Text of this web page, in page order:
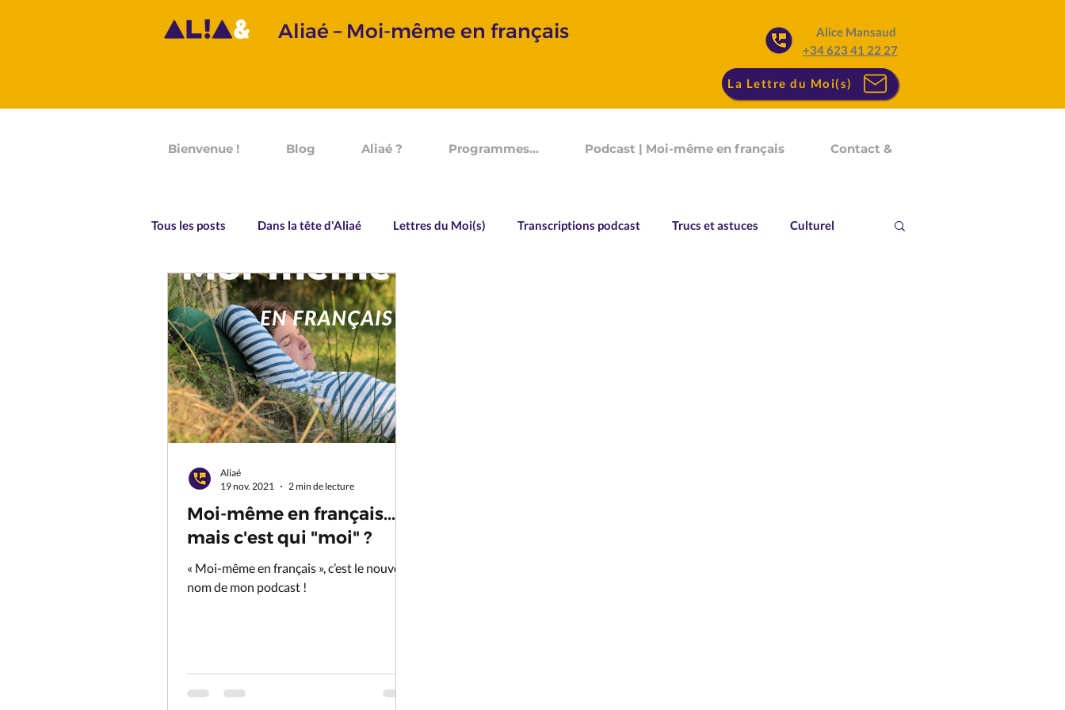
Aliaé – Moi-même en français
Alice Mansaud
+34 623 41 22 27
La Lettre du Moi(s)
Bienvenue ! Blog Aliaé ? Programmes... Podcast | Moi-même en français Contact &
Tous les posts Dans la tête d'Aliaé Lettres du Moi(s) Transcriptions podcast Trucs et astuces Culturel
Prononciation Grammaire Vocabulaire
Moi-même en français...
mais c'est qui "moi" ?
« Moi-même en français », c’est le nouveau
nom de mon podcast !
Aliaé
19 nov. 2021
2 min de lecture